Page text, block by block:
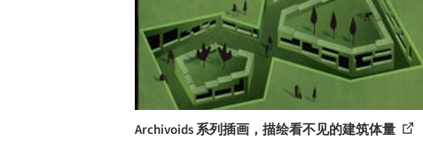
Archivoids 系列插画，描绘看不见的建筑体量